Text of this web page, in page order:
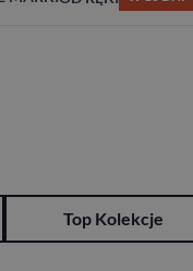
Top Kolekcje